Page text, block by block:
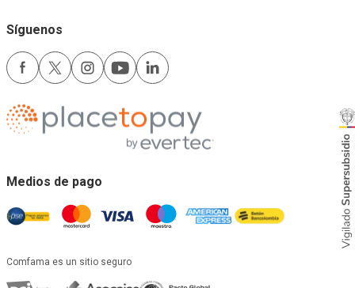
Síguenos
Medios de pago
Comfama es un sitio seguro